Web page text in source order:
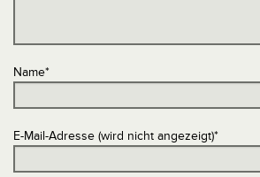
Name*
E-Mail-Adresse (wird nicht angezeigt)*